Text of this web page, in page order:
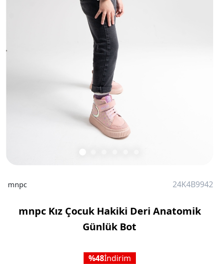
mnpc 24K4B9942
mnpc Kız Çocuk Hakiki Deri Anatomik
Günlük Bot
48İndirim